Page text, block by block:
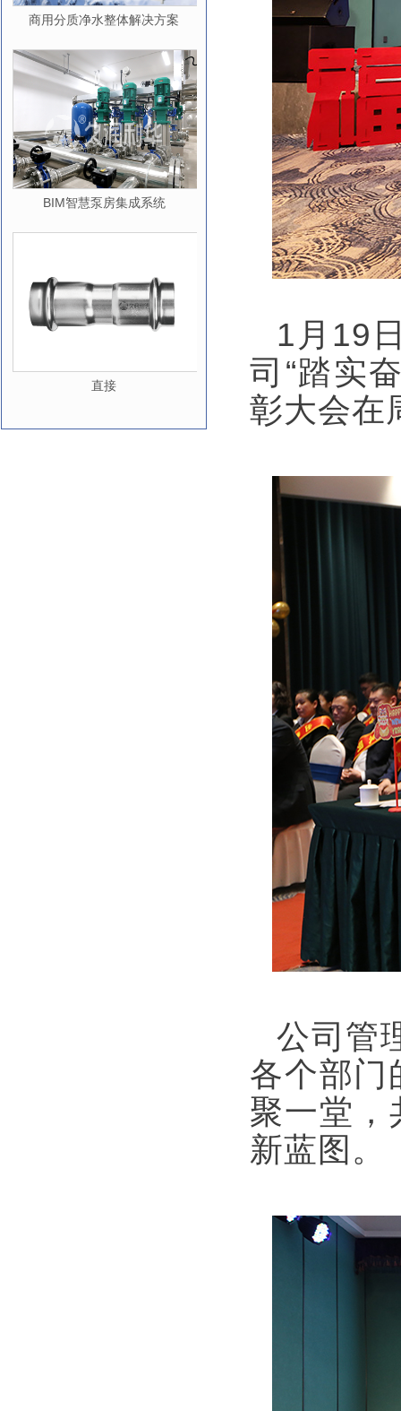
商用分质净水整体解决方案
BIM智慧泵房集成系统
直接
1月19
司“踏实
彰大会在
公司管
各个部门
聚一堂，
新蓝图。